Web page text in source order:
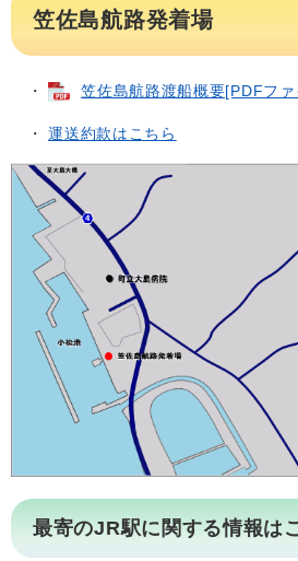
笠佐島航路発着場
・ 笠佐島航路渡船概要[PDFフ
・運送約款はこちら
最寄のJR駅に関する情報は